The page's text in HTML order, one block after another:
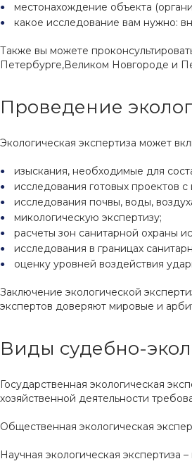
местонахождение объекта
какое исследование вам нужно:
Также вы можете
Петербурге,Великом Новгороде и
Проведение
Экологическая экспертиза может
изыскания, необходимые для
исследования готовых проектов
исследования почвы, воды,
микологическую экспертизу;
расчеты зон санитарной охраны
исследования в границах
оценку уровней воздействия
Заключение экологической
экспертов доверяют мировые и
Виды судебно-
Государственная экологическая
хозяйственной деятельности
Общественная экологическая
Научная экологическая